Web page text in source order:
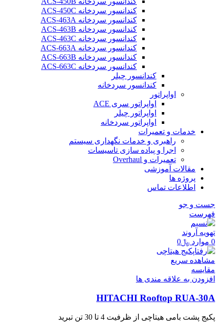
کندانسور سردخانه ACS-450C
کندانسور سردخانه ACS-463A
کندانسور سردخانه ACS-463B
کندانسور سردخانه ACS-463C
کندانسور سردخانه ACS-663A
کندانسور سردخانه ACS-663B
کندانسور سردخانه ACS-663C
کندانسور چیلر
کندانسور سردخانه
اواپراتور
اواپراتور سری ACE
اواپراتور چیلر
اواپراتور سردخانه
خدمات و تعمیرات
راهبری و خدمات نگهداری سیستم
اجرا و پیاده سازی تاسیسات
تعمیرات و Overhaul
مقالات آموزشی
پروژه ها
اطلاعات تماس
جست و جو
فهرست
0 موارد ﷼0
مشاهده سریع
مقایسه
افزودن به علاقه مندی ها
HITACHI Rooftop RUA-30A
پکیج پشت بامی هیتاچی از ظرفیت 4 تا 30 تن تبرید